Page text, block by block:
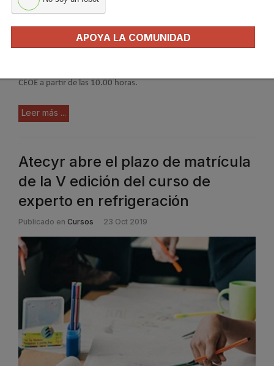
a cuatro empresas asociadas en un debate que realizará una
visión de 360 grados sobre la actualidad del sector del frío:
mantenimiento de instalaciones, nuevas tecnologías IoT, ahorro
CEOE a partir de las 10.00 horas.
Leer más ...
Atecyr abre el plazo de matrícula
de la V edición del curso de
experto en refrigeración
Publicado en Cursos 23 Oct 2019
APOYA LA COMUNIDAD